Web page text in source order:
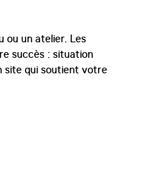
ou un atelier. Les
succès : situation
site qui soutient votre